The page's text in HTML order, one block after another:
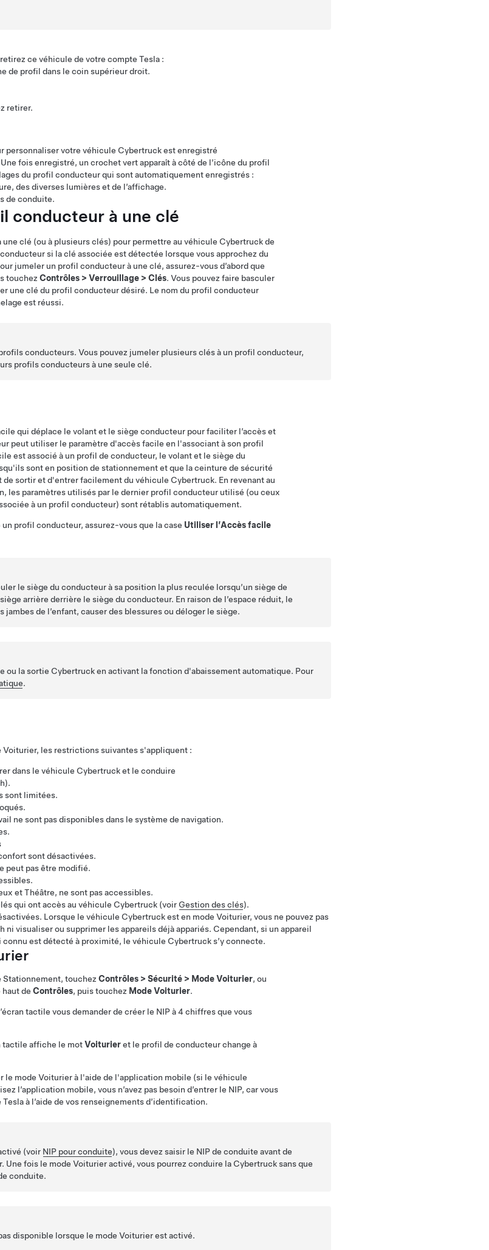
ce véhicule de votre compte Tesla :
de profil dans le coin supérieur droit.
retirer.
personnaliser votre véhicule Cybertruckest enregistré
fois enregistré, un crochet vert apparaît à côté de l’icône du profil
du profil conducteur qui sont automatiquement enregistrés :
des diverses lumières et de l’affichage.
de conduite.
conducteur à une clé
clé (ou à plusieurs clés) pour permettre au véhicule Cybertruckde
si la clé associée est détectée lorsque vous approchez du
jumeler un profil conducteur à une clé, assurez-vous d’abord que
touchez Contrôles > Verrouillage > Clés. Vous pouvez faire basculer
une clé du profil conducteur désiré. Le nom du profil conducteur
est réussi.
conducteurs. Vous pouvez jumeler plusieurs clés à un profil conducteur,
profils conducteurs à une seule clé.
qui déplace le volantet le siège conducteur pour faciliter l’accès et
peut utiliser le paramètre d'accès facile en l'associant à son profil
est associé à un profil de conducteur, le volantet le siège du
sont en position de stationnement et que la ceinture de sécurité
sortir et d'entrer facilement du véhicule Cybertruck. En revenant au
les paramètres utilisés par le dernier profil conducteur utilisé (ou ceux
à un profil conducteur) sont rétablis automatiquement.
un profil conducteur, assurez-vous que la case Utiliser l’Accès facile
le siège du conducteur à sa position la plus reculée lorsqu’un siège de
arrière derrière le siège du conducteur. En raison de l’espace réduit, le
de l’enfant, causer des blessures ou déloger le siège.
ou la sortie Cybertrucken activant la fonction d'abaissement automatique. Pour
.
Voiturier, les restrictions suivantes s'appliquent :
dans le véhicule Cybertrucket le conduire
.
sont limitées.
ne sont pas disponibles dans le système de navigation.
sont désactivées.
peut pas être modifié.
et Théâtre, ne sont pas accessibles.
qui ont accès au véhicule Cybertruck (voir Gestion des clés).
Lorsque le véhicule Cybertruckest en mode Voiturier, vous ne pouvez pas
ni visualiser ou supprimer les appareils déjà appariés. Cependant, si un appareil
est détecté à proximité, le véhicule Cybertrucks’y connecte.
Stationnement, touchez Contrôles > Sécurité > Mode Voiturier, ou
de Contrôles, puis touchez Mode Voiturier.
tactile vous demander de créer le NIP à 4 chiffres que vous
tactile affiche le motVoiturieret le profil de conducteur change à
le mode Voiturier à l'aide de l'application mobile (si le véhicule
l’application mobile, vous n’avez pas besoin d’entrer le NIP, car vous
à l’aide de vos renseignements d’identification.
(voir NIP pour conduite), vous devez saisir le NIP de conduite avant de
Une fois le mode Voiturier activé, vous pourrez conduire la Cybertrucksans que
conduite.
disponible lorsque le mode Voiturier est activé.